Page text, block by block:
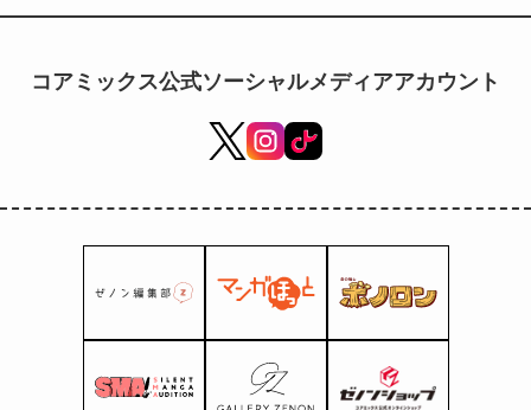
прокат в начале лета 2026 года. В
чистой любви и роста, которая
コアミックス公式ソーシャルメディアアカウント